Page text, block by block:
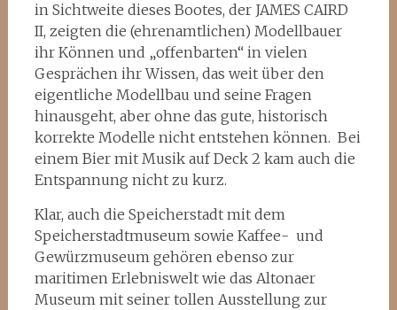
in Sichtweite dieses Bootes, der JAMES CAIRD
II, zeigten die (ehrenamtlichen) Modellbauer
ihr Können und „offenbarten“ in vielen
Gesprächen ihr Wissen, das weit über den
eigentliche Modellbau und seine Fragen
hinausgeht, aber ohne das gute, historisch
korrekte Modelle nicht entstehen können. Bei
einem Bier mit Musik auf Deck 2 kam auch die
Entspannung nicht zu kurz.
Klar, auch die Speicherstadt mit dem
Speicherstadtmuseum sowie Kaffee- und
Gewürzmuseum gehören ebenso zur
maritimen Erlebniswelt wie das Altonaer
Museum mit seiner tollen Ausstellung zur